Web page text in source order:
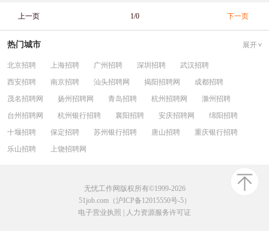
上一页 1/0 下一页
热门城市 展开
北京招聘 上海招聘 广州招聘 深圳招聘
武汉招聘
西安招聘
南京招聘 汕头招聘网 揭阳招聘网
成都招聘
茂名招聘网
扬州招聘网 青岛招聘 杭州招聘网
滁州招聘
台州招聘网
杭州银行招聘 襄阳招聘 安庆招聘网
绵阳招聘
十堰招聘
保定招聘 苏州银行招聘 唐山招聘
重庆银行招聘
乐山招聘
上饶招聘网
无忧工作网版权所有©1999-2026
51job.com（沪ICP备12015550号-5）
电子营业执照
人力资源服务许可证